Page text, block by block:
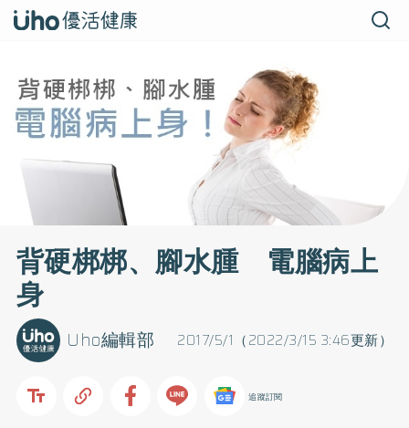
背硬梆梆、腳水腫 電腦病上
身
2017/5/1（2022/3/15 3:46更新）
Uho編輯部
追蹤訂閱